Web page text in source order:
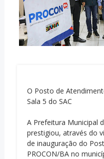
O Posto de
Sala 5 do SAC
A Prefeitura Municipal
prestigiou, através do
de inauguração do
PROCON/BA no